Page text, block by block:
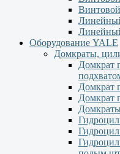
Оборудование YALE
Домкраты,
Домкрат
Домкрат
Домкрат